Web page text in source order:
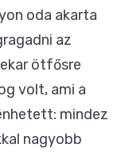
oda akarta
az
ötfősre
volt, ami a
mindez
nagyobb